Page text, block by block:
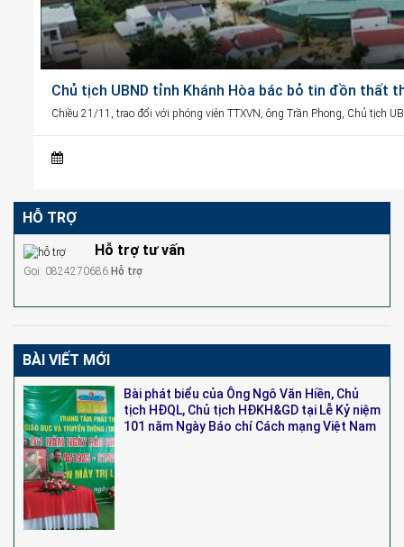
Chủ tịch UBND tỉnh Khánh Hòa bác bỏ tin đồn thất
Chiều 21/11, trao đổi với phóng viên TTXVN, ông Trần Phong, Chủ tịch
HỖ TRỢ
Hỗ trợ tư vấn
Gọi: 0824270686 Hỗ trợ
BÀI VIẾT MỚI
Bài phát biểu của Ông Ngô Văn Hiền, Chủ
tịch HĐQL, Chủ tịch HĐKH&GD tại Lễ Kỷ niệm
101 năm Ngày Báo chí Cách mạng Việt Nam